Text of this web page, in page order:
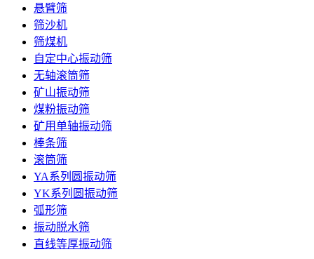
悬臂筛
筛沙机
筛煤机
自定中心振动筛
无轴滚筒筛
矿山振动筛
煤粉振动筛
矿用单轴振动筛
棒条筛
滚筒筛
YA系列圆振动筛
YK系列圆振动筛
弧形筛
振动脱水筛
直线等厚振动筛